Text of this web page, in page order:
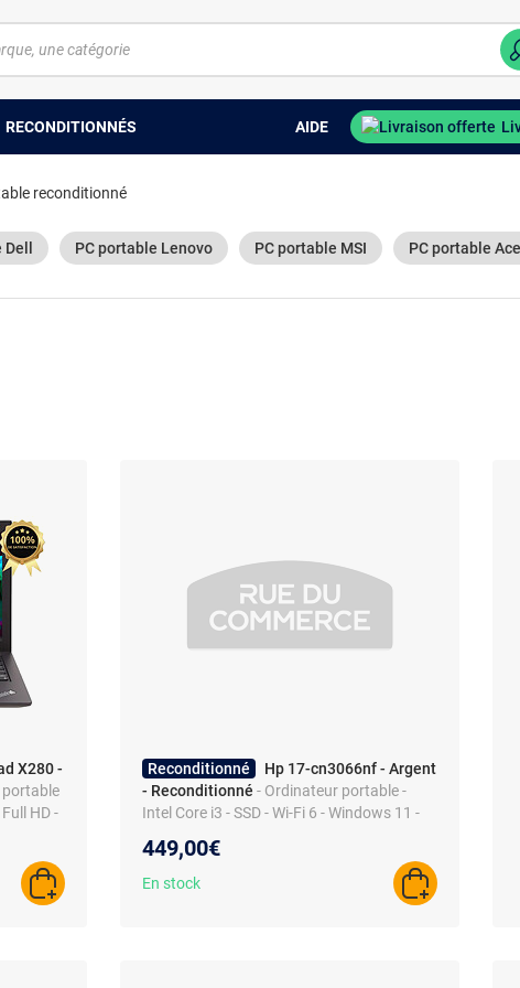
RECONDITIONNÉS AIDE
reconditionné
PC portable Lenovo PC portable MSI PC portable
X280 -
portable
HD -
AJOUTER AU PANIER
Reconditionné
Hp 17-cn3066nf - Argent
- Reconditionné - Ordinateur portable -
Intel Core i3 - SSD - Wi-Fi 6 - Windows 11 -
449,00€
En stock
AJOUTER AU